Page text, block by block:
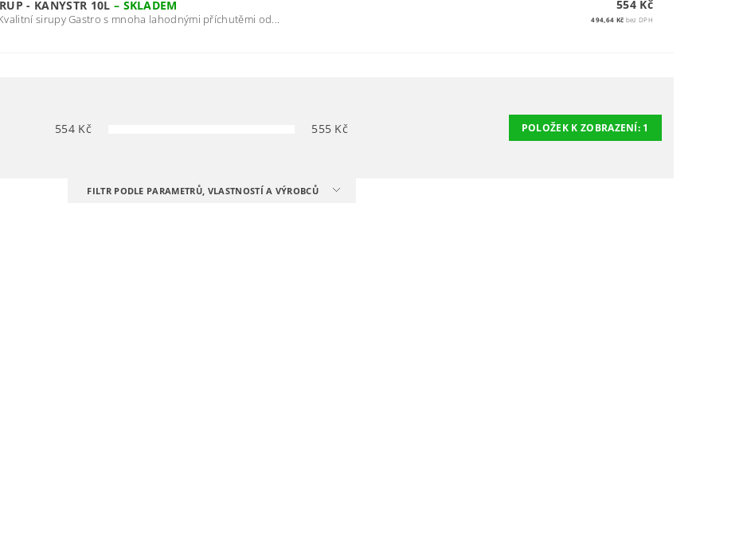
- KANYSTR 10L – SKLADEM
Kvalitní sirupy Gastro s mnoha lahodnými příchutěmi od...
554 Kč
494,64 Kč bez DPH
554 Kč 555 Kč POLOŽEK K ZOBRAZENÍ: 1
FILTR PODLE PARAMETRŮ, VLASTNOSTÍ A VÝROBCŮ